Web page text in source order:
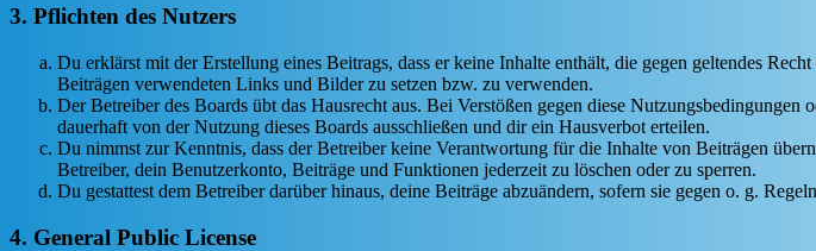
3. Pflichten des Nutzers
Du erklärst mit der Erstellung eines Beitrags, dass er keine Inhalte enthält, die gegen geltendes
Beiträgen verwendeten Links und Bilder zu setzen bzw. zu verwenden.
Der Betreiber des Boards übt das Hausrecht aus. Bei Verstößen gegen diese
dauerhaft von der Nutzung dieses Boards ausschließen und dir ein Hausverbot erteilen.
Du nimmst zur Kenntnis, dass der Betreiber keine Verantwortung für die Inhalte von Beiträgen
Betreiber, dein Benutzerkonto, Beiträge und Funktionen jederzeit zu löschen oder zu sperren.
Du gestattest dem Betreiber darüber hinaus, deine Beiträge abzuändern, sofern sie gegen o. g.
4. General Public License